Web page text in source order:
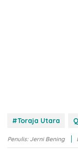
#Toraja Utara
Penulis: Jerni Bening